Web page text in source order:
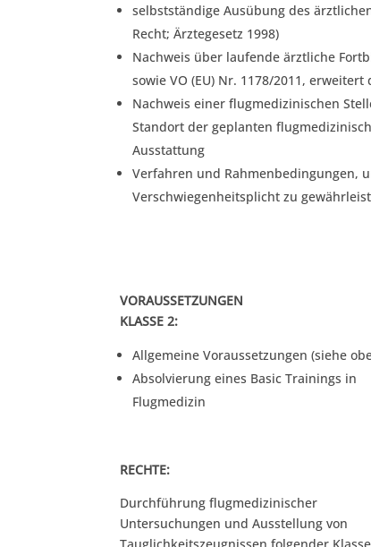
selbstständige Ausübung des
Recht; Ärztegesetz 1998)
Nachweis über laufende ärztliche
sowie VO (EU) Nr. 1178/2011, erweitert
Nachweis einer flugmedizinischen
Standort der geplanten
Ausstattung
Verfahren und Rahmenbedingungen,
Verschwiegenheitsplicht zu
VORAUSSETZUNGEN
KLASSE 2:
Allgemeine Voraussetzungen (siehe
Absolvierung eines Basic Trainings in
Flugmedizin
RECHTE:
Durchführung flugmedizinischer
Untersuchungen und Ausstellung von
Tauglichkeitszeugnissen folgender